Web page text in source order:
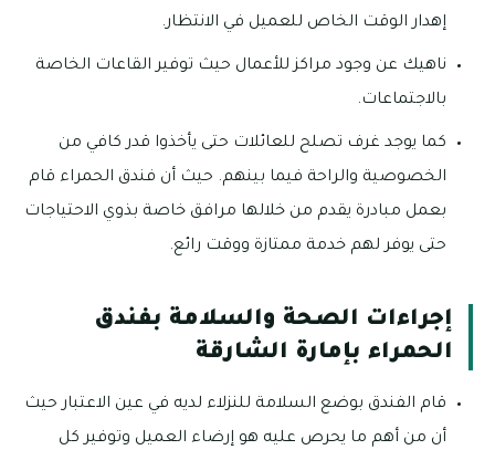
إهدار الوقت الخاص للعميل في الانتظار.
ناهيك عن وجود مراكز للأعمال حيث توفير القاعات الخاصة
بالاجتماعات.
كما يوجد غرف تصلح للعائلات حتى يأخذوا قدر كافي من
الخصوصية والراحة فيما بينهم. حيث أن فندق الحمراء قام
بعمل مبادرة يقدم من خلالها مرافق خاصة بذوي الاحتياجات
حتى يوفر لهم خدمة ممتازة ووقت رائع.
إجراءات الصحة والسلامة بفندق
الحمراء بإمارة الشارقة
قام الفندق بوضع السلامة للنزلاء لديه في عين الاعتبار حيث
أن من أهم ما يحرص عليه هو إرضاء العميل وتوفير كل